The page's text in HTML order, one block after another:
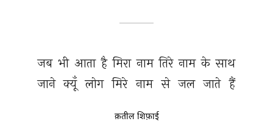
जब भी आता है मिरा नाम तिरे नाम के साथ
जाने क्यूँ लोग मिरे नाम से जल जाते हैं
क़तील शिफ़ाई